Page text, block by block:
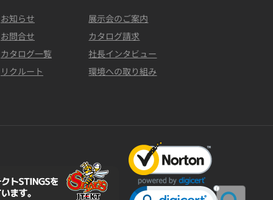
お知らせ
展示会のご案内
お問合せ
カタログ請求
カタログ一覧
社長インタビュー
リクルート
環境への取り組み